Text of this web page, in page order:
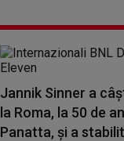
Jannik Sinner a
la Roma, la 50 de
Panatta, și a